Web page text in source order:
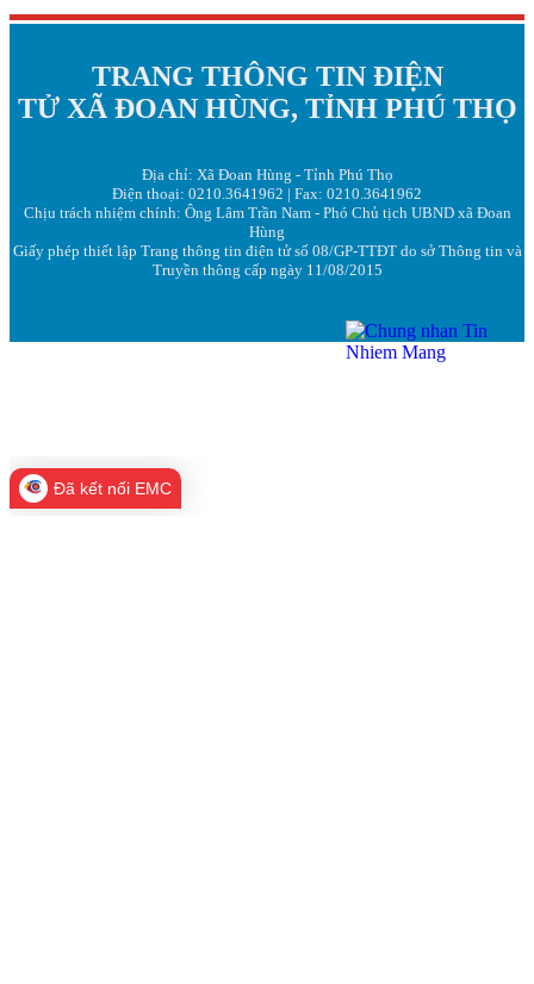
TRANG THÔNG TIN ĐIỆN
TỬ XÃ ĐOAN HÙNG, TỈNH PHÚ THỌ
Địa chỉ: Xã Đoan Hùng - Tỉnh Phú Thọ
Điện thoại: 0210.3641962 | Fax: 0210.3641962
Chịu trách nhiệm chính: Ông Lâm Trần Nam - Phó Chủ tịch UBND xã Đoan
Hùng
Giấy phép thiết lập Trang thông tin điện tử số 08/GP-TTĐT do sở Thông tin và
Truyền thông cấp ngày 11/08/2015
Đã kết nối EMC